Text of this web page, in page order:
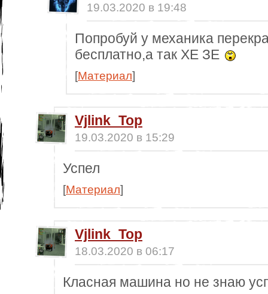
19.03.2020 в 19:48
Попробуй у механика
бесплатно,а так ХЕ ЗЕ
[Материал]
Vjlink_Top
19.03.2020 в 15:29
Успел
[Материал]
Vjlink_Top
18.03.2020 в 06:17
Класная машина но не знаю